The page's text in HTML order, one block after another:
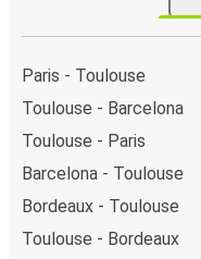
autocarelor sau la unul
Paris - Toulouse
Toulouse - Barcelona
Toulouse - Paris
Barcelona - Toulouse
Bordeaux - Toulouse
Toulouse - Bordeaux